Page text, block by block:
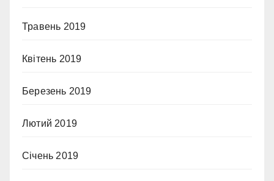
Травень 2019
Квітень 2019
Березень 2019
Лютий 2019
Січень 2019